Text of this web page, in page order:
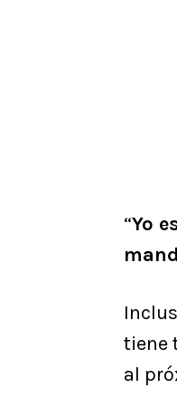
“Yo
tiene
al